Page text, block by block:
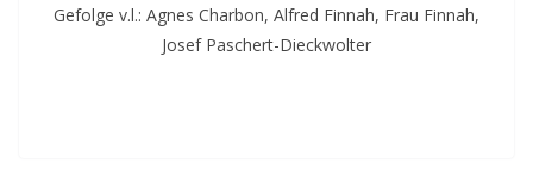
Gefolge v.l.: Agnes Charbon, Alfred Finnah, Frau Finnah,
Josef Paschert-Dieckwolter